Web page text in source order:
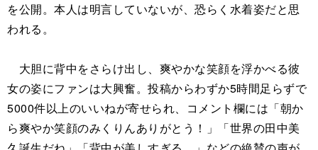
を公開。本人は明言していないが、恐らく水着姿だと思
われる。
大胆に背中をさらけ出し、爽やかな笑顔を浮かべる彼
女の姿にファンは大興奮。投稿からわずか5時間足らずで
5000件以上のいいねが寄せられ、コメント欄には「朝か
ら爽やか笑顔のみくりんありがとう！」「世界の田中美